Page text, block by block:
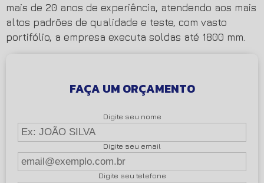
mais de 20 anos de experiência, atendendo aos mais
altos padrões de qualidade e teste, com vasto
portifólio, a empresa executa soldas até 1800 mm.
FAÇA UM ORÇAMENTO
Digite seu nome
Digite seu email
Digite seu telefone